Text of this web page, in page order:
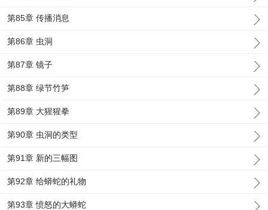
第85章 传播消息
第86章 虫洞
第87章 镜子
第88章 绿节竹笋
第89章 大猩猩拳
第90章 虫洞的类型
第91章 新的三幅图
第92章 给蟒蛇的礼物
第93章 愤怒的大蟒蛇